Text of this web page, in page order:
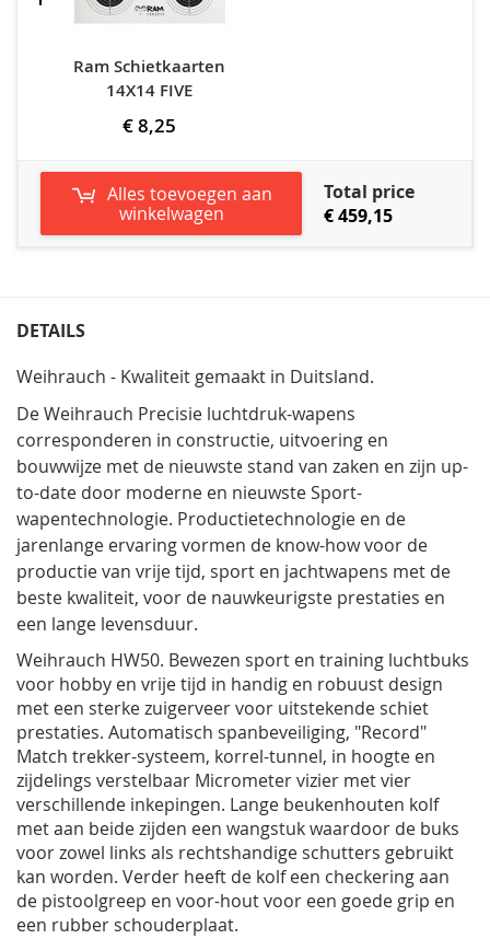
Ram Schietkaarten
14X14 FIVE
€ 8,25
Alles toevoegen aan
winkelwagen
Total price
€ 459,15
DETAILS
Weihrauch - Kwaliteit gemaakt in Duitsland.
De Weihrauch Precisie luchtdruk-wapens
corresponderen in constructie, uitvoering en
bouwwijze met de nieuwste stand van zaken en zijn up-
to-date door moderne en nieuwste Sport-
wapentechnologie. Productietechnologie en de
jarenlange ervaring vormen de know-how voor de
productie van vrije tijd, sport en jachtwapens met de
beste kwaliteit, voor de nauwkeurigste prestaties en
een lange levensduur.
Weihrauch HW50. Bewezen sport en training luchtbuks
voor hobby en vrije tijd in handig en robuust design
met een sterke zuigerveer voor uitstekende schiet
prestaties. Automatisch spanbeveiliging, "Record"
Match trekker-systeem, korrel-tunnel, in hoogte en
zijdelings verstelbaar Micrometer vizier met vier
verschillende inkepingen. Lange beukenhouten kolf
met aan beide zijden een wangstuk waardoor de buks
voor zowel links als rechtshandige schutters gebruikt
kan worden. Verder heeft de kolf een checkering aan
de pistoolgreep en voor-hout voor een goede grip en
een rubber schouderplaat.